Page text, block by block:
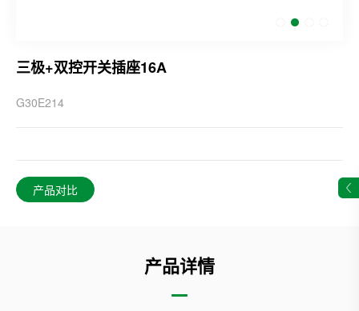
三极+双控开关插座16A
G30E214
产品对比
产品详情